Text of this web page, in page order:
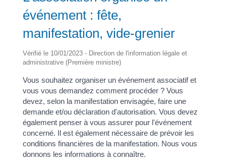
événement : fête,
manifestation, vide-grenier
Vérifié le 10/01/2023 - Direction de l'information légale et
administrative (Première ministre)
Vous souhaitez organiser un événement associatif et
vous vous demandez comment procéder ? Vous
devez, selon la manifestation envisagée, faire une
demande et/ou déclaration d'autorisation. Vous devez
également penser à vous assurer pour l'événement
concerné. Il est également nécessaire de prévoir les
conditions financières de la manifestation. Nous vous
donnons les informations à connaître.